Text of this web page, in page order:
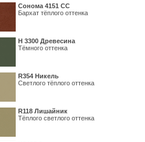
Сонома 4151 СС
Бархат тёплого оттенка
H 3300 Древесина
Тёмного оттенка
R354 Никель
Светлого тёплого оттенка
R118 Лишайник
Тёплого светлого оттенка